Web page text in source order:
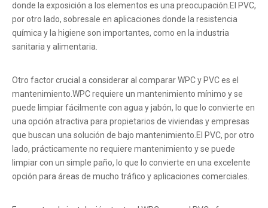
donde la exposición a los elementos es una preocupación.El PVC,
por otro lado, sobresale en aplicaciones donde la resistencia
química y la higiene son importantes, como en la industria
sanitaria y alimentaria.
Otro factor crucial a considerar al comparar WPC y PVC es el
mantenimiento.WPC requiere un mantenimiento mínimo y se
puede limpiar fácilmente con agua y jabón, lo que lo convierte en
una opción atractiva para propietarios de viviendas y empresas
que buscan una solución de bajo mantenimiento.El PVC, por otro
lado, prácticamente no requiere mantenimiento y se puede
limpiar con un simple paño, lo que lo convierte en una excelente
opción para áreas de mucho tráfico y aplicaciones comerciales.